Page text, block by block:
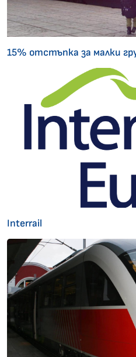
15% отстъпка за малки
Interrail